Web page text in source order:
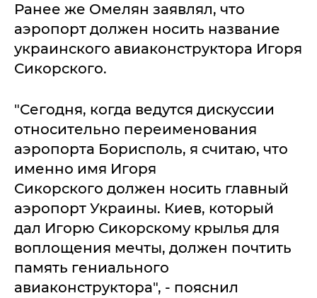
Ранее же Омелян заявлял, что
аэропорт должен носить название
украинского авиаконструктора Игоря
Сикорского.
"Сегодня, когда ведутся дискуссии
относительно переименования
аэропорта Борисполь, я считаю, что
именно имя Игоря
Сикорского должен носить главный
аэропорт Украины. Киев, который
дал Игорю Сикорскому крылья для
воплощения мечты, должен почтить
память гениального
авиаконструктора", - пояснил